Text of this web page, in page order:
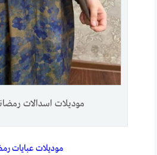
موديلات اسدالات
موديلات عبايات